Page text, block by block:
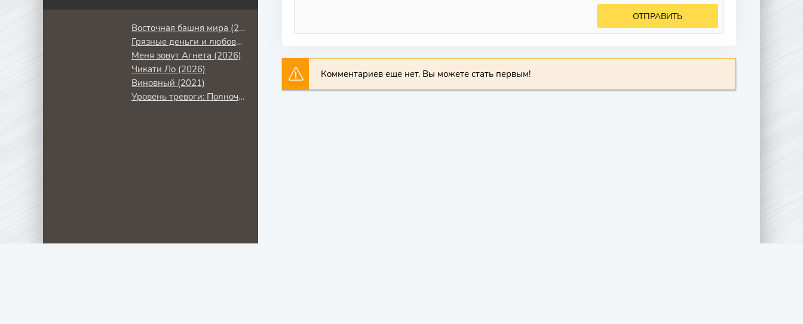
ОТПРАВИТЬ
Комментариев еще нет. Вы можете стать первым!
Восточная башня мира (2026)
Грязные деньги и любовь (2014)
Меня зовут Агнета (2026)
Чикати Ло (2026)
Виновный (2021)
Уровень тревоги: Полночь (2011)